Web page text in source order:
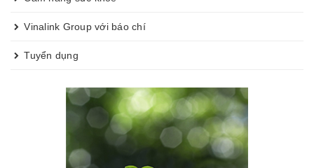
Vinalink Group với báo chí
Tuyển dụng